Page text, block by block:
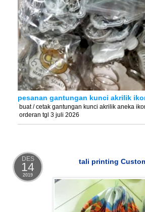
pesanan gantungan kunci akrilik
buat / cetak gantungan kunci akrilik aneka
orderan tgl 3 juli 2026
DES
14
2019
tali printing